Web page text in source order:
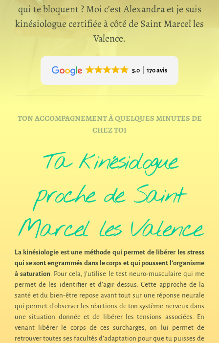
qui te bloquent? Moi c’est Alexandra et je suis
kinésiologue certifiée à côté de Saint Marcel les
Valence.
5.0 170 avis
TON ACCOMPAGNEMENT À QUELQUES MINUTES DE
CHEZ TOI
Ta kinésiologue
proche de Saint
Marcel les Valence
La kinésiologie est une méthode qui permet de libérer les stress
qui se sont engrammés dans le corps et qui poussent l’organisme
à saturation . Pour cela, j’utilise le test neuro-musculaire qui me
permet de les identifier et d’agir dessus. Cette approche de la
santé et du bien-être repose avant tout sur une réponse neurale
qui permet d’observer les réactions de ton système nerveux dans
une situation donnée et de libérer les tensions associées. En
venant libérer le corps de ces surcharges, on lui permet de
retrouver toutes ses facultés d’adaptation pour que tu puisses de